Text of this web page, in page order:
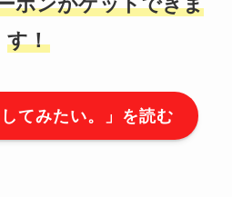
す！
てみたい。 」を読む